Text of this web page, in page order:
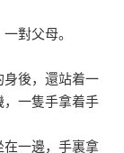
對父母。
後，還站着一
一隻手拿着手
一邊，手裏拿